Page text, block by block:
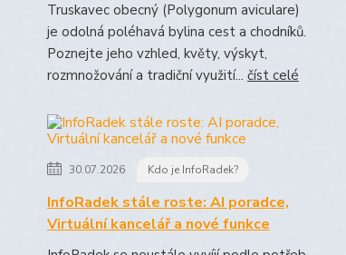
Truskavec obecný (Polygonum aviculare)
je odolná poléhavá bylina cest a chodníků.
Poznejte jeho vzhled, květy, výskyt,
rozmnožování a tradiční využití... číst celé
30.07.2026 Kdo je InfoRadek?
InfoRadek stále roste: AI poradce,
Virtuální kancelář a nové funkce